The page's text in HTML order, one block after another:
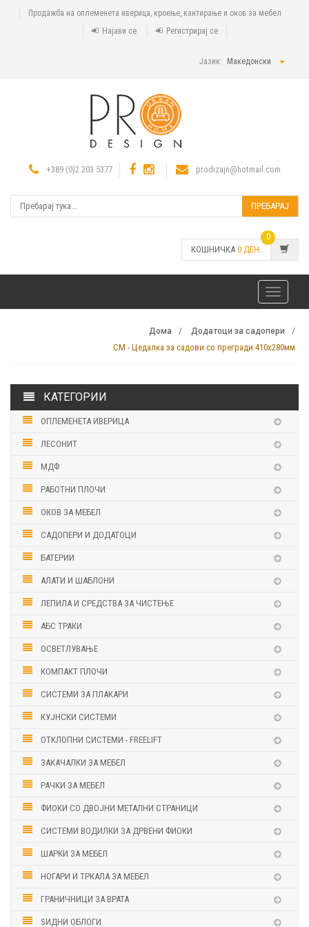
Продажба на оплеменета иверица, кроење, кантирање и оков за мебел
Најави се
Регистрирај се
Јазик: Македонски
+389 (0)2 203 5377 prodizajn@hotmail.com
ПРЕБАРАЈ
КОШНИЧКА 0 ДЕН.
0
Toggle
navigation
Дома Додатоци за садопери
CM - Цедалка за садови со прегради 410х280мм
КАТЕГОРИИ
ОПЛЕМЕНЕТА ИВЕРИЦА
ЛЕСОНИТ
МДФ
РАБОТНИ ПЛОЧИ
ОКОВ ЗА МЕБЕЛ
САДОПЕРИ И ДОДАТОЦИ
БАТЕРИИ
АЛАТИ И ШАБЛОНИ
ЛЕПИЛА И СРЕДСТВА ЗА ЧИСТЕЊЕ
АБС ТРАКИ
ОСВЕТЛУВАЊЕ
КОМПАКТ ПЛОЧИ
СИСТЕМИ ЗА ПЛАКАРИ
КУЈНСКИ СИСТЕМИ
ОТКЛОПНИ СИСТЕМИ - FREELIFT
ЗАКАЧАЛКИ ЗА МЕБЕЛ
РАЧКИ ЗА МЕБЕЛ
ФИОКИ СО ДВОЈНИ МЕТАЛНИ СТРАНИЦИ
СИСТЕМИ ВОДИЛКИ ЗА ДРВЕНИ ФИОКИ
ШАРКИ ЗА МЕБЕЛ
НОГАРИ И ТРКАЛА ЗА МЕБЕЛ
ГРАНИЧНИЦИ ЗА ВРАТА
ЅИДНИ ОБЛОГИ